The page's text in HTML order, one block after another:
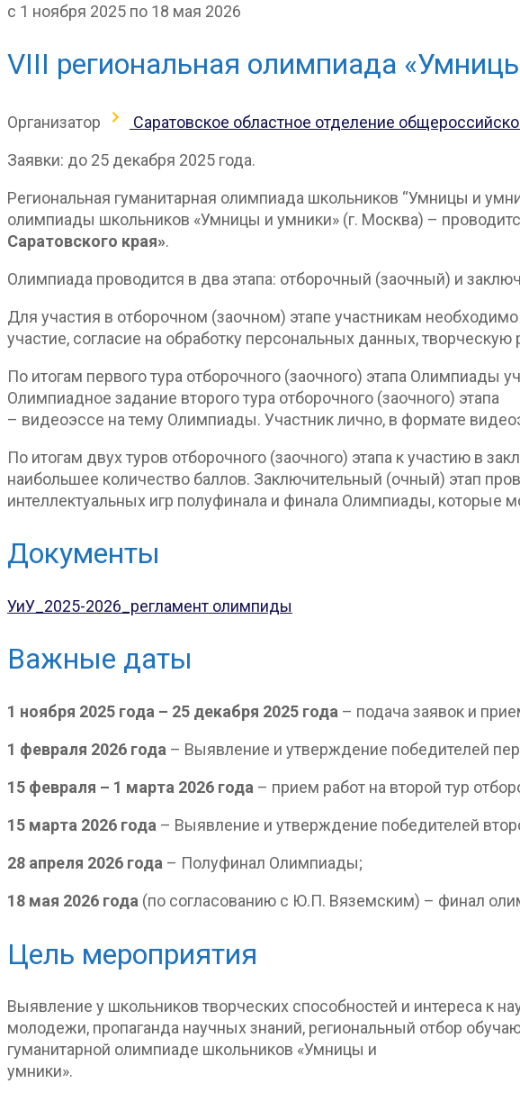
с 1 ноября 2025 по 18 мая 2026
VIII региональная олимпиада
Организатор
Саратовское областное отделение
Заявки: до 25 декабря 2025 года.
Региональная гуманитарная олимпиада школьников “Умницы и
олимпиады школьников «Умницы и умники» (г. Москва) –
Саратовского края».
Олимпиада проводится в два этапа: отборочный (заочный) и
Для участия в отборочном (заочном) этапе участникам
участие, согласие на обработку персональных данных,
По итогам первого тура отборочного (заочного) этапа Олимпиады
Олимпиадное задание второго тура отборочного (заочного) этапа
– видеоэссе на тему Олимпиады. Участник лично, в формате
По итогам двух туров отборочного (заочного) этапа к участию в
наибольшее количество баллов. Заключительный (очный) этап
интеллектуальных игр полуфинала и финала Олимпиады, которые
Документы
УиУ_2025-2026_регламент олимпиды
Важные даты
1 ноября 2025 года – 25 декабря 2025 года – подача заявок и
1 февраля 2026 года – Выявление и утверждение победителей
15 февраля – 1 марта 2026 года – прием работ на второй тур
15 марта 2026 года – Выявление и утверждение победителей
28 апреля 2026 года – Полуфинал Олимпиады;
18 мая 2026 года (по согласованию с Ю.П. Вяземским) – финал
Цель мероприятия
Выявление у школьников творческих способностей и интереса к
молодежи, пропаганда научных знаний, региональный отбор
гуманитарной олимпиаде школьников «Умницы и
умники».